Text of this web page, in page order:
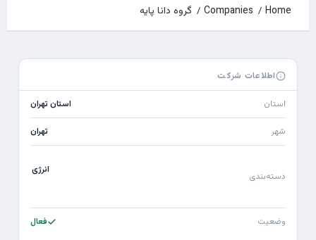
Home
Companies گروه دانا پایه
اطلاعات شرکت
استان استان تهران
شهر تهران
دسته‌بندی
انرژی
وضعیت فعال